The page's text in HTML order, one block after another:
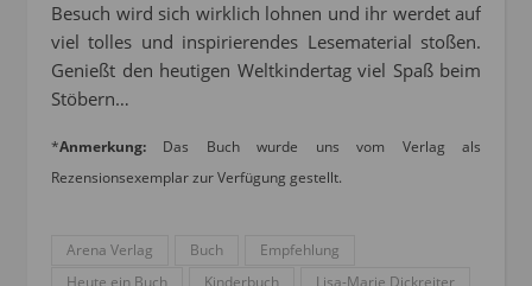
Besuch wird sich wirklich lohnen und ihr werdet auf
viel tolles und inspirierendes Lesematerial stoßen.
Genießt den heutigen Weltkindertag viel Spaß beim
Stöbern…
*Anmerkung: Das Buch wurde uns vom Verlag als
Rezensionsexemplar zur Verfügung gestellt.
Arena Verlag Buch
Empfehlung